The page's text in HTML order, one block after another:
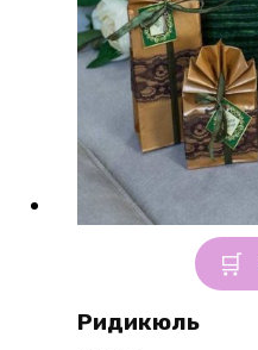
Ридикюль